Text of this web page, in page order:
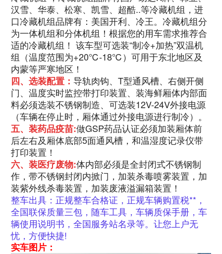
汉雪、华泰、松寒、凯雪、超酷..等冷藏机组，进
口冷藏机组品牌有：美国开利、冷王。冷藏机组分
为一体机组和分体机组！根据您的用车需求推荐合
适的冷藏机组！ 该车型可选装“制冷+加热”双温机
组（温度范围为+20℃-18℃）可用于东北地区及
内蒙等严寒地区！
四、选装配置：导轨肉钩、T型通风槽、右侧开侧
门、温度实时监控带打印装置、装海鲜厢体内部面
料必须选装不锈钢制造、可选装12V-24V外接电源
（车辆在停止时，厢体通过外接电源进行制冷）。
五、装药品疫苗:做GSP药品认证必须加装厢体前
后左右及厢体底部5面通风槽，和温湿度记录仪带
打印装置！
六、装医疗废物:体内部必须是全封闭式不锈钢制
作，带不锈钢封闭内掀门，加装杀毒喷雾装置，加
装紫外线杀毒装置，加装废液溢漏箱装置！
整车出具：正规整车合格证，正规车辆购置税**，
全国联保质量三包，随车工具，车辆质保手册，车
辆使用说明书，全国服务站名录等。让您上户无
忧，方便快捷!
实车图片：